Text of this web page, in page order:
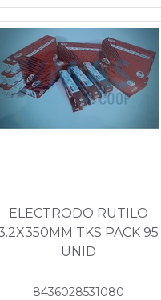
ELECTRODO RUTILO
TKS PACK 95
UNID
8436028531080